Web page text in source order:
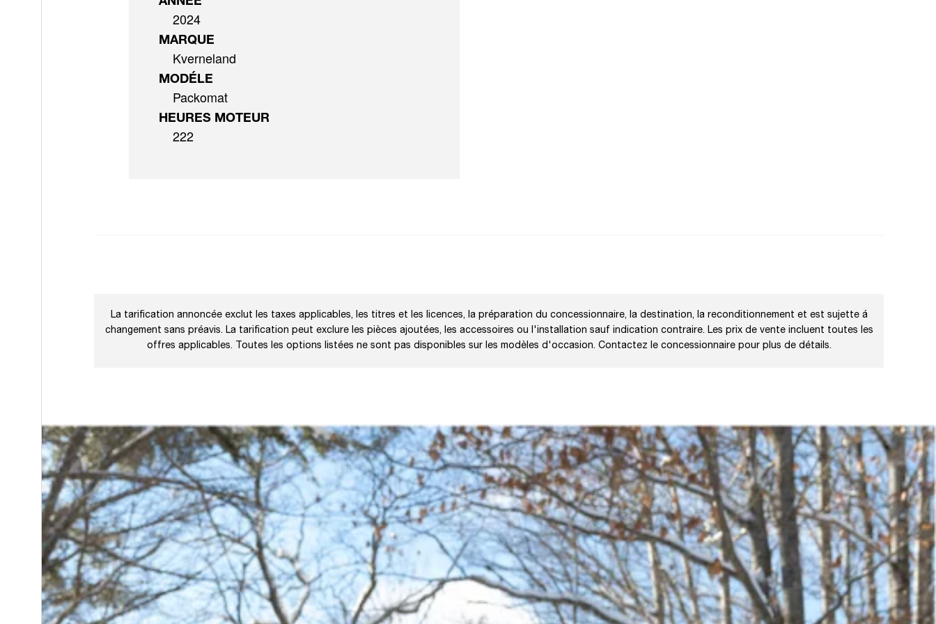
2024
MARQUE
Kverneland
MODÉLE
Packomat
HEURES MOTEUR
222
La tarification annoncée exclut les taxes applicables, les titres et les licences, la préparation du concessionnaire, la destination, la reconditionnement et est sujette á
changement sans préavis. La tarification peut exclure les pièces ajoutées, les accessoires ou l'installation sauf indication contraire. Les prix de vente incluent toutes les
offres applicables. Toutes les options listées ne sont pas disponibles sur les modèles d'occasion. Contactez le concessionnaire pour plus de détails.